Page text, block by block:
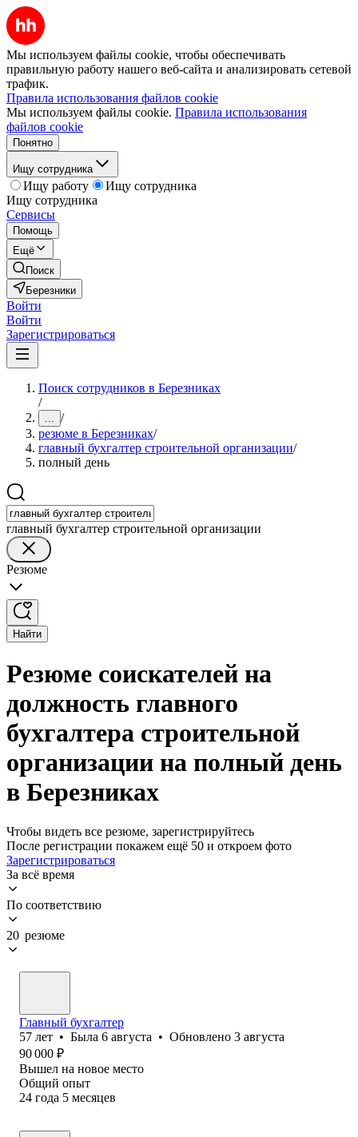
Мы используем файлы cookie, чтобы обеспечивать
правильную работу нашего веб-сайта и анализировать сетевой
трафик.
Правила использования файлов cookie
Мы используем файлы cookie. Правила использования
файлов cookie
Понятно
Ищу сотрудника
Ищу работу
Ищу сотрудника
Ищу сотрудника
Сервисы
Помощь
Ещё
Поиск
Березники
Войти
Войти
Зарегистрироваться
Поиск сотрудников в Березниках
/
... /
резюме в Березниках/
главный бухгалтер строительной организации/
полный день
главный бухгалтер строительной организации
Резюме
Найти
Резюме соискателей на
должность главного
бухгалтера строительной
организации на полный день
в Березниках
Чтобы видеть все резюме, зарегистрируйтесь
После регистрации покажем ещё 50 и откроем фото
Зарегистрироваться
За всё время
По соответствию
20 резюме
Главный бухгалтер
57 лет • Была 6 августа • Обновлено 3 августа
90 000 ₽
Вышел на новое место
Общий опыт
24 года 5 месяцев